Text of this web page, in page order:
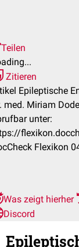
Teilen
Zitieren
Epileptische
med. Miriam
unter:
Flexikon
Was zeigt hierher
Discord